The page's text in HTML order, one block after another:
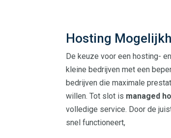
Hosting
De keuze voor een hosting-
kleine bedrijven met een
bedrijven die maximale
willen. Tot slot is managed
volledige service. Door de
snel functioneert,